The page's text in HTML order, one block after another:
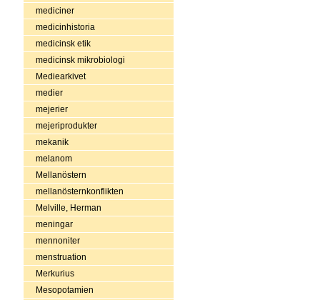
mediciner
medicinhistoria
medicinsk etik
medicinsk mikrobiologi
Mediearkivet
medier
mejerier
mejeriprodukter
mekanik
melanom
Mellanöstern
mellanösternkonflikten
Melville, Herman
meningar
mennoniter
menstruation
Merkurius
Mesopotamien